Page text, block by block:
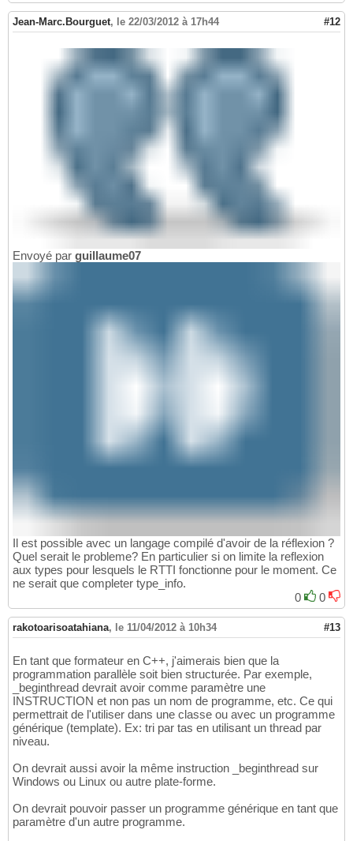
Jean-Marc.Bourguet, le 22/03/2012 à 17h44 #12
Envoyé par guillaume07
Il est possible avec un langage compilé d'avoir de la réflexion ?
Quel serait le probleme? En particulier si on limite la reflexion
aux types pour lesquels le RTTI fonctionne pour le moment. Ce
ne serait que completer type_info.
0
0
rakotoarisoatahiana, le 11/04/2012 à 10h34 #13
En tant que formateur en C++, j'aimerais bien que la
programmation parallèle soit bien structurée. Par exemple,
_beginthread devrait avoir comme paramètre une
INSTRUCTION et non pas un nom de programme, etc. Ce qui
permettrait de l'utiliser dans une classe ou avec un programme
générique (template). Ex: tri par tas en utilisant un thread par
niveau.
On devrait aussi avoir la même instruction _beginthread sur
Windows ou Linux ou autre plate-forme.
On devrait pouvoir passer un programme générique en tant que
paramètre d'un autre programme.